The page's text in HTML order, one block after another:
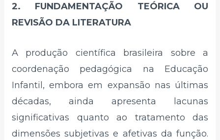
2. FUNDAMENTAÇÃO TEÓRICA OU
REVISÃO DA LITERATURA
A produção científica brasileira sobre a
coordenação pedagógica na Educação
Infantil, embora em expansão nas últimas
décadas, ainda apresenta lacunas
significativas quanto ao tratamento das
dimensões subjetivas e afetivas da função.